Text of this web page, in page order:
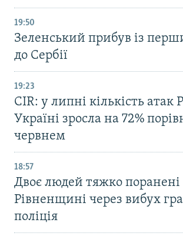
19:50
Зеленський прибув із
до Сербії
19:23
CIR: у липні кількість
Україні зросла на 72%
червнем
18:57
Двоє людей тяжко поранені
Рівненщині через вибух
поліція